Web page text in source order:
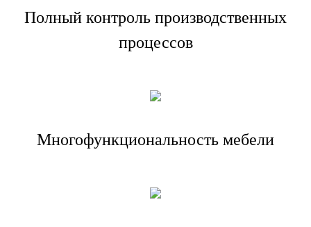
Полный контроль производственных
процессов
Многофункциональность мебели